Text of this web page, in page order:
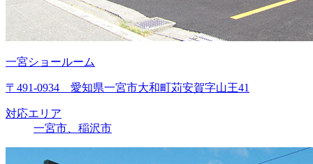
一宮ショールーム
〒491-0934 愛知県一宮市大和町苅安賀字山王41
対応エリア
一宮市、稲沢市